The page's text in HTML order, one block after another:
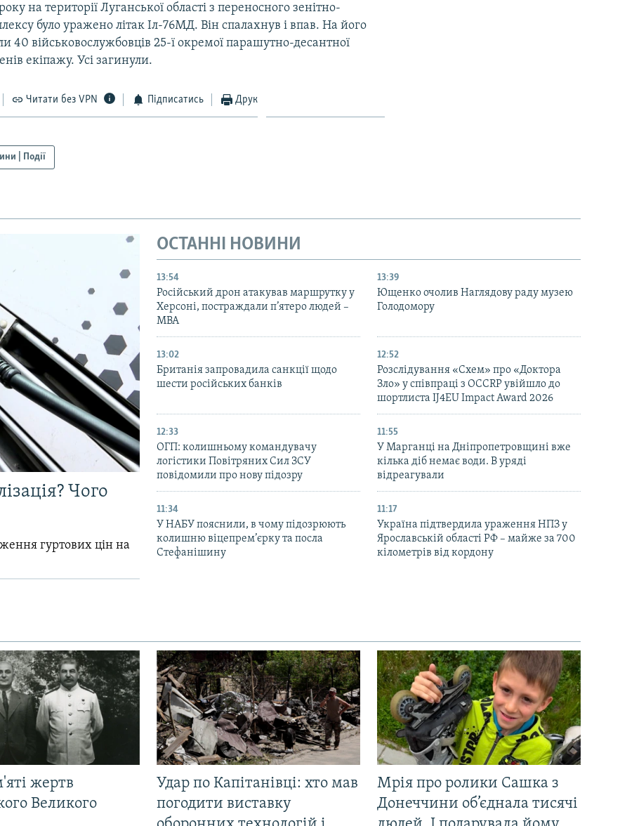
на території Луганської області з переносного зенітно-
було уражено літак Іл-76МД. Він спалахнув і впав. На його
40 військовослужбовців 25-ї окремої парашутно-десантної
екіпажу. Усі загинули.
Читати без VPN Підписатись Друк
| Події
Чого
гуртових цін на
ОСТАННІ НОВИНИ
13:54
Російський дрон атакував маршрутку у
Херсоні, постраждали п’ятеро людей –
МВА
13:39
Ющенко очолив Наглядову раду музею
Голодомору
13:02
Британія запровадила санкції щодо
шести російських банків
12:52
Розслідування «Схем» про «Доктора
Зло» у співпраці з OCCRP увійшло до
шортлиста IJ4EU Impact Award 2026
12:33
ОГП: колишньому командувачу
логістики Повітряних Сил ЗСУ
повідомили про нову підозру
11:55
У Марганці на Дніпропетровщині вже
кілька діб немає води. В уряді
відреагували
11:34
У НАБУ пояснили, в чому підозрюють
колишню віцепрем’єрку та посла
Стефанішину
11:17
Україна підтвердила ураження НПЗ у
Ярославській області РФ – майже за 700
кілометрів від кордону
жертв
Великого
Удар по Капітанівці: хто мав
погодити виставку
Мрія про ролики Сашка з
Донеччини об’єднала тисячі